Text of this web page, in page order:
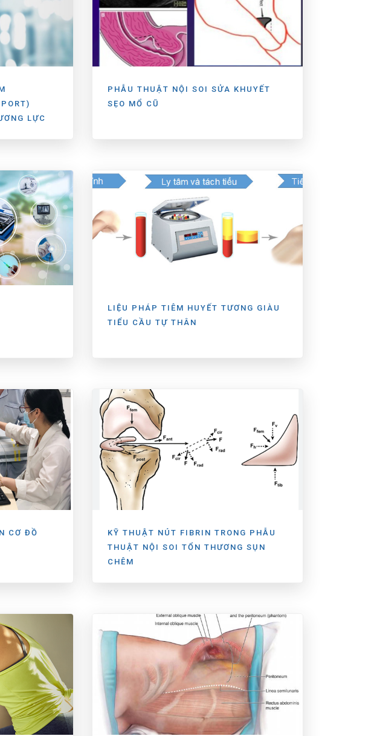
LỰC
PHẪU THUẬT NỘI SOI SỬA KHUYẾT
SẸO MỔ CŨ
LIỆU PHÁP TIÊM HUYẾT TƯƠNG GIÀU
TIỂU CẦU TỰ THÂN
CƠ ĐỒ
KỸ THUẬT NÚT FIBRIN TRONG PHẪU
THUẬT NỘI SOI TỔN THƯƠNG SỤN
CHÊM